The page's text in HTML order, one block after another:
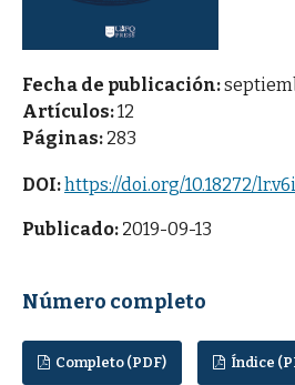
Fecha de publicación:
Artículos:12
Páginas:283
DOI:https://doi.org/10.18272/
Publicado: 2019-09-13
Número completo
Completo (PDF) Índice